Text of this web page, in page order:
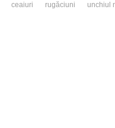
ceaiuri rugăciuni unchiul